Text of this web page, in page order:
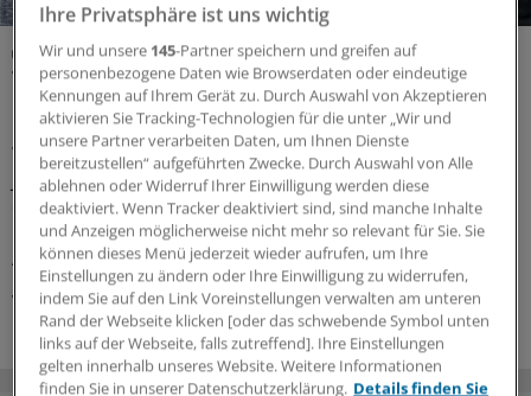
Gefahr meistens überschätzt
Thoraxschmerzen bei Kindern haben
laut Analyse selten kardiale Ursachen
Wird der Rettungsdienst gerufen, weil ein Kind oder ein
Jugendlicher plötzlich unter Thoraxschmerzen leidet, ist
die Ursache meistens gutartig und selten kardialen
Ursprungs. Auffällige Vitalparameter sind jedoch ein
Alarmzeichen.
Von Dr. Beate Schumacher 05.08.2026
Ihre Privatsphäre ist uns wichtig
Wir und unsere 145-Partner speichern und greifen auf
personenbezogene Daten wie Browserdaten oder eindeutige
Kennungen auf Ihrem Gerät zu. Durch Auswahl von Akzeptieren
aktivieren Sie Tracking-Technologien für die unter „Wir und
unsere Partner verarbeiten Daten, um Ihnen Dienste
bereitzustellen“ aufgeführten Zwecke. Durch Auswahl von Alle
ablehnen oder Widerruf Ihrer Einwilligung werden diese
deaktiviert. Wenn Tracker deaktiviert sind, sind manche Inhalte
und Anzeigen möglicherweise nicht mehr so relevant für Sie. Sie
können dieses Menü jederzeit wieder aufrufen, um Ihre
Einstellungen zu ändern oder Ihre Einwilligung zu widerrufen,
indem Sie auf den Link Voreinstellungen verwalten am unteren
Rand der Webseite klicken [oder das schwebende Symbol unten
links auf der Webseite, falls zutreffend]. Ihre Einstellungen
gelten innerhalb unseres Website. Weitere Informationen
finden Sie in unserer Datenschutzerklärung. Details finden Sie